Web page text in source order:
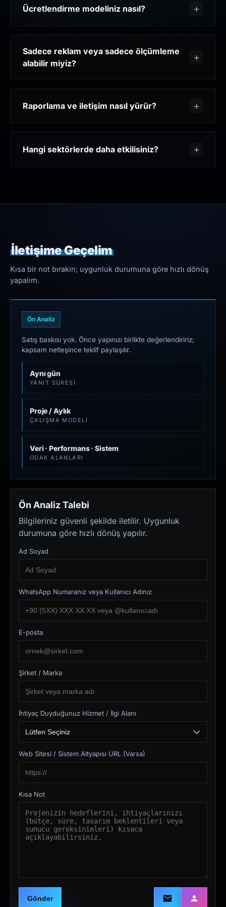
Ücretlendirme modeliniz nasıl?
Sadece reklam veya sadece ölçümleme
alabilir miyiz?
Raporlama ve iletişim nasıl yürür?
Hangi sektörlerde daha etkilisiniz?
İletişime Geçelim
Kısa bir not bırakın; uygunluk durumuna göre hızlı dönüş
yapalım.
Ön Analiz
Satış baskısı yok. Önce yapınızı birlikte değerlendiririz;
kapsam netleşince teklif paylaşılır.
Aynı gün
YANIT SÜRESI
Proje / Aylık
ÇALIŞMA MODELI
Veri · Performans · Sistem
ODAK ALANLARI
Ön Analiz Talebi
Bilgileriniz güvenli şekilde iletilir. Uygunluk
durumuna göre hızlı dönüş yapılır.
Ad Soyad
WhatsApp Numaranız veya Kullanıcı Adınız
E-posta
Şirket / Marka
İhtiyaç Duyduğunuz Hizmet / İlgi Alanı
Web Sitesi / Sistem Altyapısı URL (Varsa)
Kısa Not
Gönder